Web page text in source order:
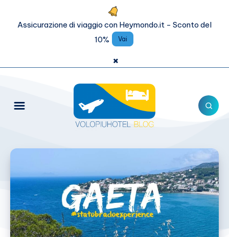
Assicurazione di viaggio con Heymondo.it - Sconto del
10%
Vai
×